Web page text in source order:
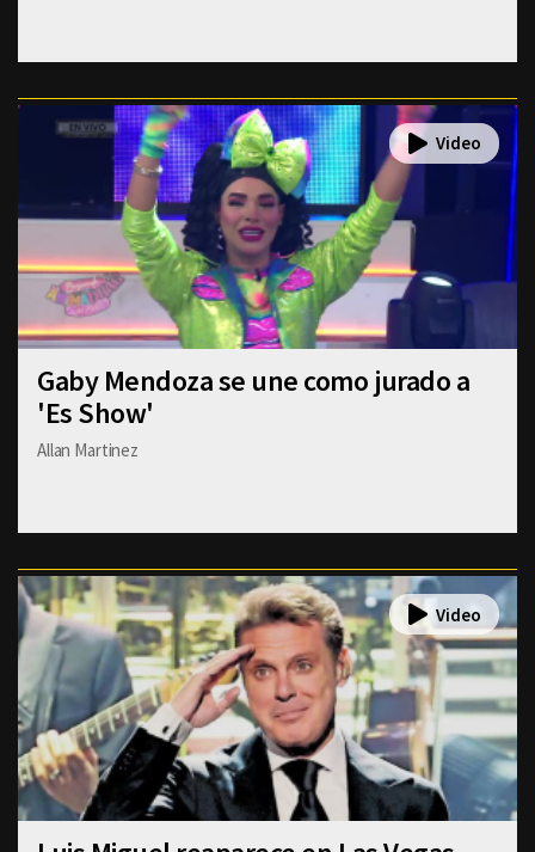
Gaby Mendoza se une como jurado a
'Es Show'
Allan Martinez